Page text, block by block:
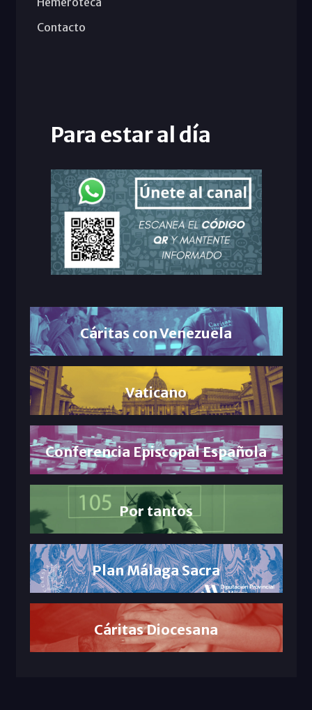
Contacto
Para estar al día
Cáritas con Venezuela
Vaticano
Conferencia Episcopal Española
Por tantos
Plan Málaga Sacra
Cáritas Diocesana